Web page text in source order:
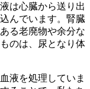
は心臓から送り出
んでいます。腎臓
る老廃物や余分な
のは、尿となり体
液を処理していま